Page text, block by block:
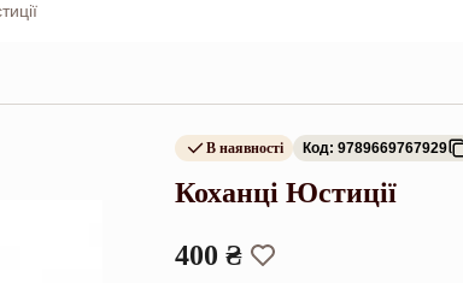
В наявності Код: 9789669767929
Коханці Юстиції
400 ₴